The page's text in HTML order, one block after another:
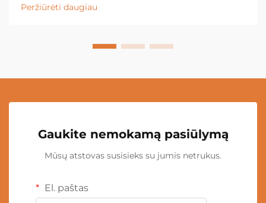
Peržiūrėti daugiau
Gaukite nemokamą pasiūlymą
Mūsų atstovas susisieks su jumis netrukus.
El. paštas